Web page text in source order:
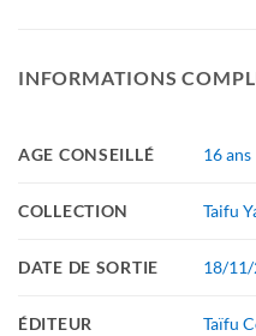
INFORMATIONS
AGE CONSEILLÉ 16 ans
COLLECTION Taifu
DATE DE SORTIE 18/
ÉDITEUR Taïfu